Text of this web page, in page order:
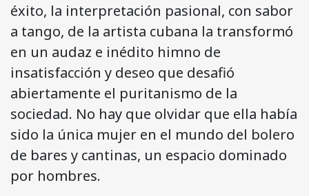
éxito, la interpretación pasional, con sabor
a tango, de la artista cubana la transformó
en un audaz e inédito himno de
insatisfacción y deseo que desafió
abiertamente el puritanismo de la
sociedad. No hay que olvidar que ella había
sido la única mujer en el mundo del bolero
de bares y cantinas, un espacio dominado
por hombres.